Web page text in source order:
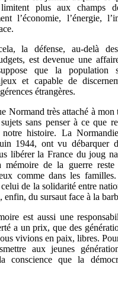
plus aux champs
l’économie, l’énergie,
la défense, au-delà des
est devenue une
que la population
et capable de
étrangères.
Normand très attaché à
sans penser à ce que
histoire. La
1944, ont vu débarquer
libérer la France du joug
de la guerre reste
comme dans les
de la solidarité entre
enfin, du sursaut face à la
est aussi une
a un prix, que des
vivions en paix, libres.
aux jeunes
conscience que la